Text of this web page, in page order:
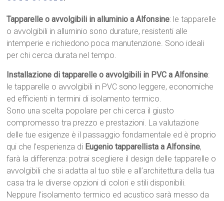
Tapparelle o avvolgibili in alluminio a Alfonsine: le tapparelle
o avvolgibili in alluminio sono durature, resistenti alle
intemperie e richiedono poca manutenzione. Sono ideali
per chi cerca durata nel tempo.
Installazione di tapparelle o avvolgibili in PVC a Alfonsine:
le tapparelle o avvolgibili in PVC sono leggere, economiche
ed efficienti in termini di isolamento termico.
Sono una scelta popolare per chi cerca il giusto
compromesso tra prezzo e prestazioni. La valutazione
delle tue esigenze è il passaggio fondamentale ed è proprio
qui che l’esperienza di Eugenio tapparellista a Alfonsine,
farà la differenza: potrai scegliere il design delle tapparelle o
avvolgibili che si adatta al tuo stile e all’architettura della tua
casa tra le diverse opzioni di colori e stili disponibili.
Neppure l’isolamento termico ed acustico sarà messo da